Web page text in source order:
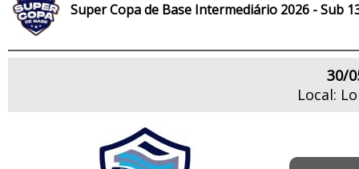
Super Copa de Base Intermediário 2026 - Sub
30/
Local: